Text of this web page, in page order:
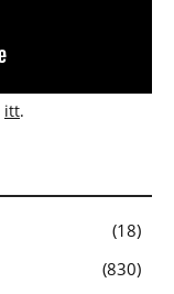
itt.
18
830